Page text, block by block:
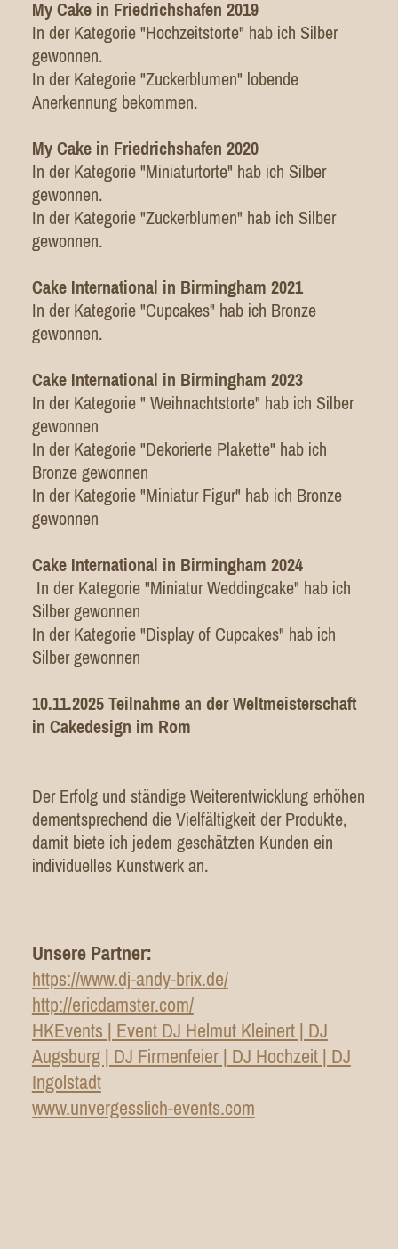
My Cake in Friedrichshafen 2019
In der Kategorie "Hochzeitstorte" hab ich Silber
gewonnen.
In der Kategorie "Zuckerblumen" lobende
Anerkennung bekommen.
My Cake in Friedrichshafen 2020
In der Kategorie "Miniaturtorte" hab ich Silber
gewonnen.
In der Kategorie "Zuckerblumen" hab ich Silber
gewonnen.
Cake International in Birmingham 2021
In der Kategorie "Cupcakes" hab ich Bronze
gewonnen.
Cake International in Birmingham 2023
In der Kategorie " Weihnachtstorte" hab ich Silber
gewonnen
In der Kategorie "Dekorierte Plakette" hab ich
Bronze gewonnen
In der Kategorie "Miniatur Figur" hab ich Bronze
gewonnen
Cake International in Birmingham 2024
In der Kategorie "Miniatur Weddingcake" hab ich
Silber gewonnen
In der Kategorie "Display of Cupcakes" hab ich
Silber gewonnen
10.11.2025 Teilnahme an der Weltmeisterschaft
in Cakedesign im Rom
Der Erfolg und ständige Weiterentwicklung erhöhen
dementsprechend die Vielfältigkeit der Produkte,
damit biete ich jedem geschätzten Kunden ein
individuelles Kunstwerk an.
Unsere Partner:
https://www.dj-andy-brix.de/
http://ericdamster.com/
HKEvents | Event DJ Helmut Kleinert | DJ
Augsburg | DJ Firmenfeier | DJ Hochzeit | DJ
Ingolstadt
www.unvergesslich-events.com